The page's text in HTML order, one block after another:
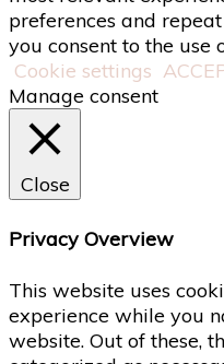
preferences and
you consent to the use
Cookie settings
Manage consent
Close
Privacy Overview
This website uses
experience while you
website. Out of these,